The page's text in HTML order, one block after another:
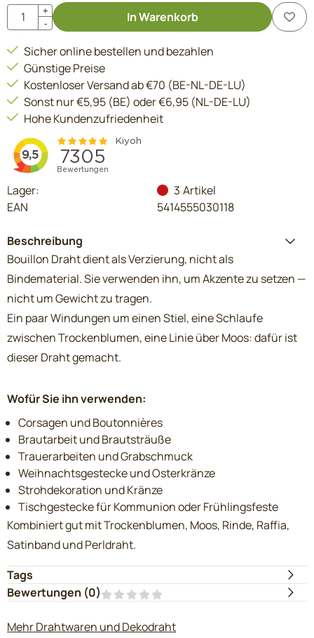
Anzahl
+
-
In Warenkorb
Sicher online bestellen und bezahlen
Günstige Preise
Kostenloser Versand ab €70 (BE-NL-DE-LU)
Sonst nur €5,95 (BE) oder €6,95 (NL-DE-LU)
Hohe Kundenzufriedenheit
Lager: 3 Artikel
EAN
5414555030118
Beschreibung
Bouillon Draht dient als Verzierung, nicht als
Bindematerial. Sie verwenden ihn, um Akzente zu setzen —
nicht um Gewicht zu tragen.
Ein paar Windungen um einen Stiel, eine Schlaufe
zwischen Trockenblumen, eine Linie über Moos: dafür ist
dieser Draht gemacht.
Wofür Sie ihn verwenden:
Corsagen und Boutonnières
Brautarbeit und Brautsträuße
Trauerarbeiten und Grabschmuck
Weihnachtsgestecke und Osterkränze
Strohdekoration und Kränze
Tischgestecke für Kommunion oder Frühlingsfeste
Kombiniert gut mit Trockenblumen, Moos, Rinde, Raffia,
Satinband und Perldraht.
Tags
Bewertungen (0)
Mehr Drahtwaren und Dekodraht